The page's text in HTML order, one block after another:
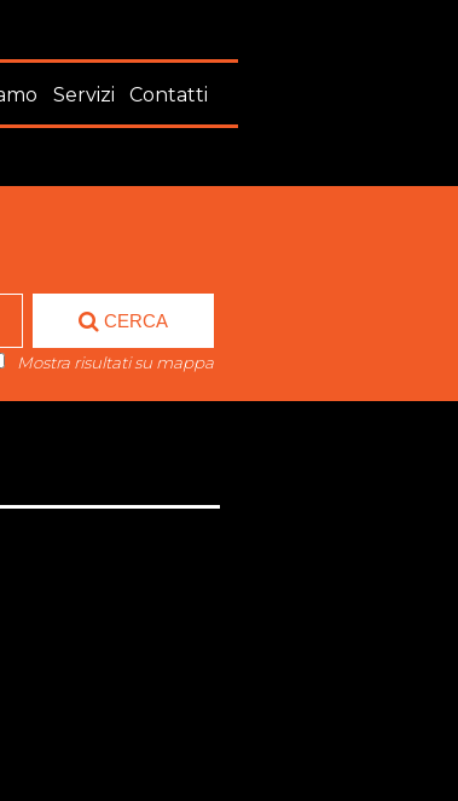
Servizi Contatti
CERCA
Mostra risultati su mappa